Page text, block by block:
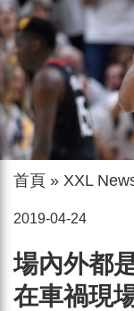
首頁 » XXL
2019-04-24
場內外都
在車禍現